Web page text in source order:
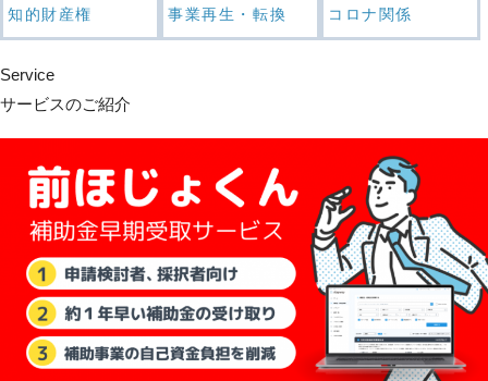
知的財産権 事業再生・転換 コロナ関係
Service
サービスのご紹介